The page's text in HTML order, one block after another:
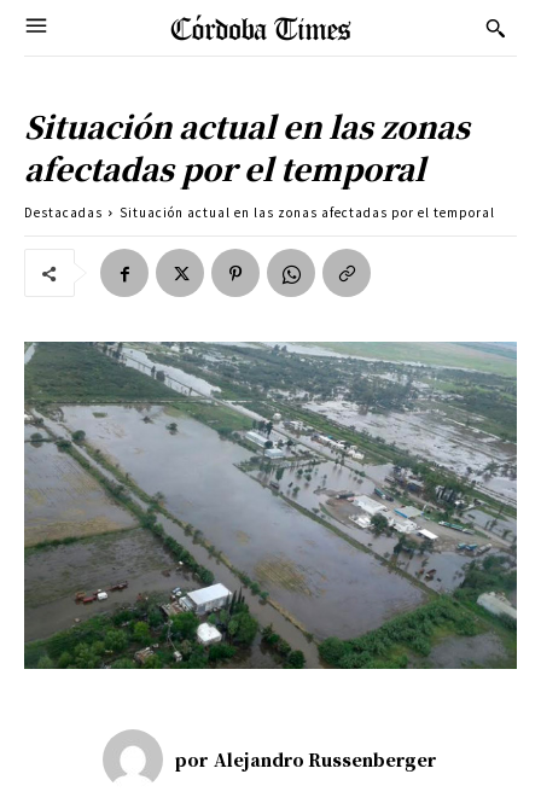
Situación actual en las zonas
afectadas por el temporal
Destacadas Situación actual en las zonas afectadas por el temporal
por Alejandro Russenberger